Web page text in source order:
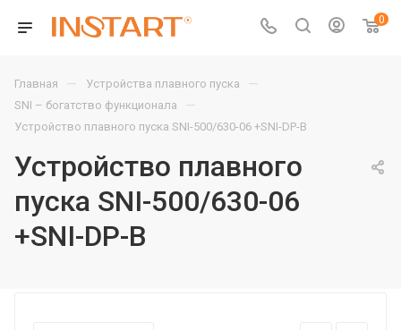
0
Главная — Устройства плавного пуска —
SNI – богатство функционала —
Устройство плавного пуска SNI-500/630-06 +SNI-DP-B
Устройство плавного
пуска SNI-500/630-06
+SNI-DP-B